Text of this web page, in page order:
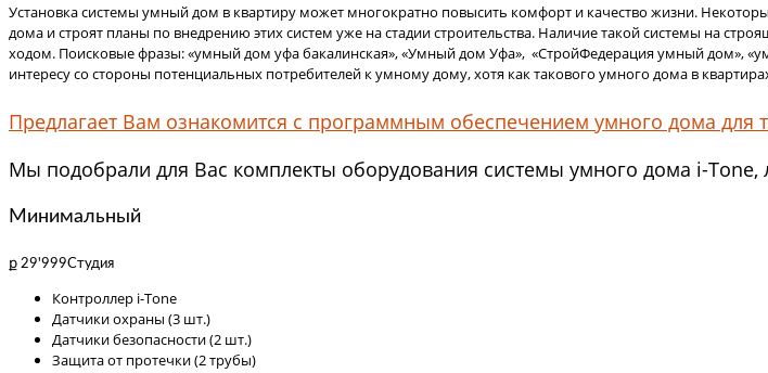
Установка системы умный дом в квартиру может многократно повысить комфорт и качество жизни.
дома и строят планы по внедрению этих систем уже на стадии строительства. Наличие такой системы на
ходом. Поисковые фразы: «умный дом уфа бакалинская», «Умный дом Уфа», «СтройФедерация умный дом»,
интересу со стороны потенциальных потребителей к умному дому, хотя как такового умного дома в
Предлагает Вам ознакомится с программным обеспечением умного дома для
Мы подобрали для Вас комплекты оборудования системы умного дома i-
Минимальный
ք 29'999Студия
Контроллер i-Tone
Датчики охраны (3 шт.)
Датчики безопасности (2 шт.)
Защита от протечки (2 трубы)